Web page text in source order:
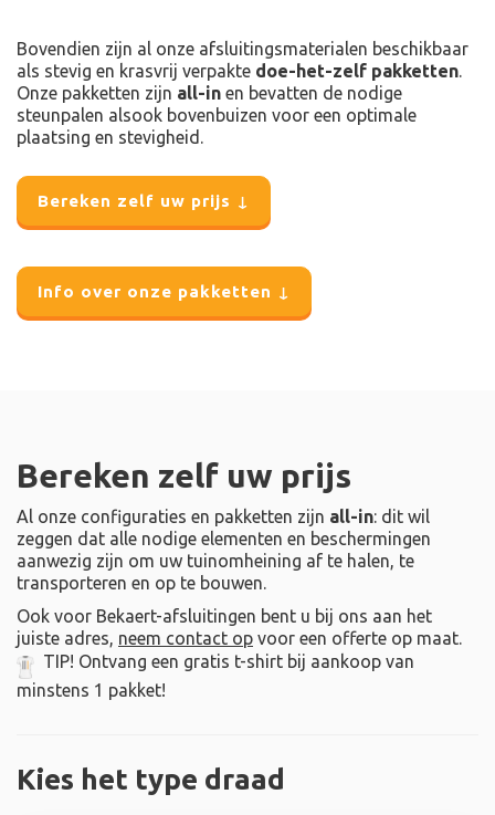
Bovendien zijn al onze afsluitingsmaterialen beschikbaar
als stevig en krasvrij verpakte doe-het-zelf pakketten.
Onze pakketten zijn all-in en bevatten de nodige
steunpalen alsook bovenbuizen voor een optimale
plaatsing en stevigheid.
Bereken zelf uw prijs ↓
Info over onze pakketten ↓
Bereken zelf uw prijs
Al onze configuraties en pakketten zijn all-in: dit wil
zeggen dat alle nodige elementen en beschermingen
aanwezig zijn om uw tuinomheining af te halen, te
transporteren en op te bouwen.
Ook voor Bekaert-afsluitingen bent u bij ons aan het
juiste adres, neem contact op voor een offerte op maat.
TIP! Ontvang een gratis t-shirt bij aankoop van
minstens 1 pakket!
Kies het type draad